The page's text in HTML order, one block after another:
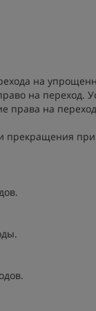
на
на переход.
права на
прекращения